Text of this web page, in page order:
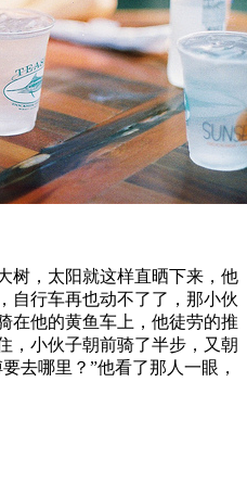
树，太阳就这样直晒下来，他
自行车再也动不了了，那小伙
在他的黄鱼车上，他徒劳的推
，小伙子朝前骑了半步，又朝
去哪里？”他看了那人一眼，